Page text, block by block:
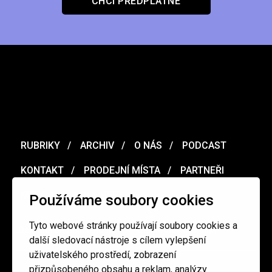
Používáme soubory cookies
Tyto webové stránky používají soubory cookies a
další sledovací nástroje s cílem vylepšení
uživatelského prostředí, zobrazení
přizpůsobeného obsahu a reklam, analýzy
RUBRIKY ARCHIV O NÁS PODCAST
KONTAKT PRODEJNÍ MÍSTA PARTNEŘI
MERCH VOUCHER
Ochrana osobních údajů / Obchodní podmínky